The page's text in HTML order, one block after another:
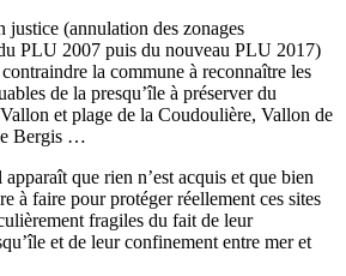
justice (annulation des zonages
PLU 2007 puis du nouveau PLU 2017)
la commune à reconnaître les
de la presqu’île à préserver du
et plage de la Coudoulière, Vallon de
Bergis …
que rien n’est acquis et que bien
à faire pour protéger réellement ces sites
fragiles du fait de leur
et de leur confinement entre mer et